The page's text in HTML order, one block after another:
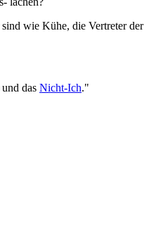
wie Kühe, die Vertreter der
das Nicht-Ich."